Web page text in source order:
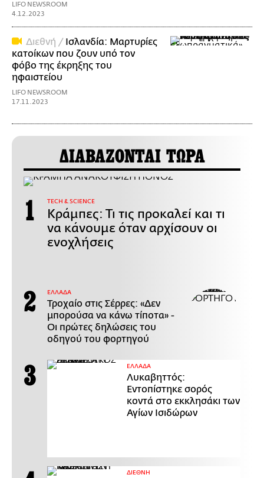
LIFO NEWSROOM
4.12.2023
Διεθνή / Ισλανδία: Μαρτυρίες
κατοίκων που ζουν υπό τον
φόβο της έκρηξης του
ηφαιστείου
LIFO NEWSROOM
17.11.2023
ΔΙΑΒΑΖΟΝΤΑΙ ΤΩΡΑ
ΤECH & SCIENCE
Κράμπες: Τι τις προκαλεί και τι
να κάνουμε όταν αρχίσουν οι
ενοχλήσεις
ΕΛΛΑΔΑ
Τροχαίο στις Σέρρες: «Δεν
μπορούσα να κάνω τίποτα» -
Οι πρώτες δηλώσεις του
οδηγού του φορτηγού
ΕΛΛΑΔΑ
Λυκαβηττός:
Εντοπίστηκε σορός
κοντά στο εκκλησάκι των
Αγίων Ισιδώρων
ΔΙΕΘΝΗ